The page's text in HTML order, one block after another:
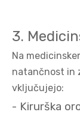
3.
Na
natančnost in
vključujejo:
- Kirurška